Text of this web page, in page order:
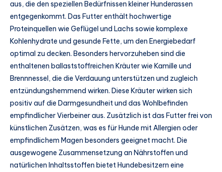
aus, die den speziellen Bedürfnissen kleiner Hunderassen
entgegenkommt. Das Futter enthält hochwertige
Proteinquellen wie Geflügel und Lachs sowie komplexe
Kohlenhydrate und gesunde Fette, um den Energiebedarf
optimal zu decken. Besonders hervorzuheben sind die
enthaltenen ballaststoffreichen Kräuter wie Kamille und
Brennnessel, die die Verdauung unterstützen und zugleich
entzündungshemmend wirken. Diese Kräuter wirken sich
positiv auf die Darmgesundheit und das Wohlbefinden
empfindlicher Vierbeiner aus. Zusätzlich ist das Futter frei von
künstlichen Zusätzen, was es für Hunde mit Allergien oder
empfindlichem Magen besonders geeignet macht. Die
ausgewogene Zusammensetzung an Nährstoffen und
natürlichen Inhaltsstoffen bietet Hundebesitzern eine